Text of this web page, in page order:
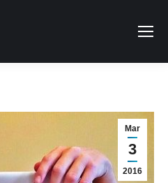
Mar
3
2016